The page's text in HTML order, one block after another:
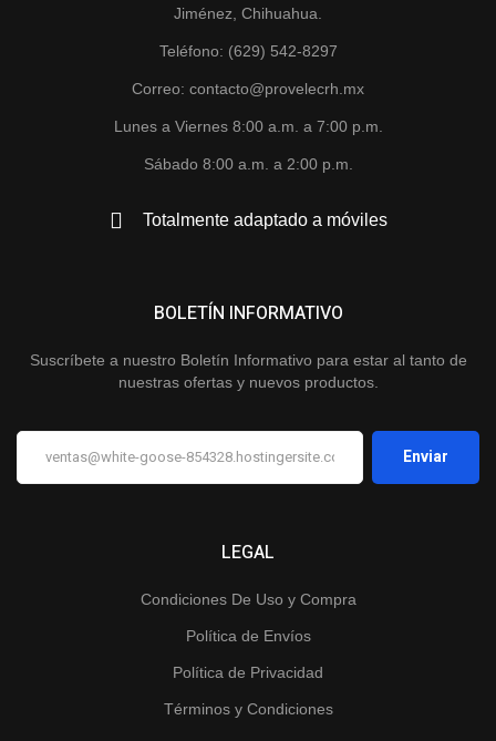
Jiménez, Chihuahua.
Teléfono: (629) 542-8297
Correo: contacto@provelecrh.mx
Lunes a Viernes 8:00 a.m. a 7:00 p.m.
Sábado 8:00 a.m. a 2:00 p.m.
Totalmente adaptado a móviles
LEGAL
Condiciones De Uso y Compra
Política de Envíos
Política de Privacidad
Términos y Condiciones
BOLETÍN INFORMATIVO
Suscríbete a nuestro Boletín Informativo para estar al tanto de
nuestras ofertas y nuevos productos.